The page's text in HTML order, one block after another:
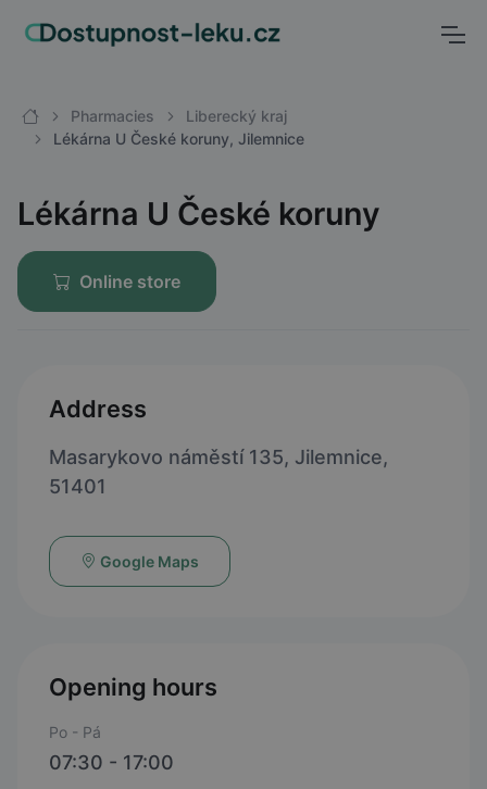
Pharmacies
Liberecký kraj
Lékárna U České koruny, Jilemnice
Lékárna U České koruny
Online store
Address
Masarykovo náměstí 135, Jilemnice,
51401
Google Maps
Opening hours
Po - Pá
07:30 - 17:00